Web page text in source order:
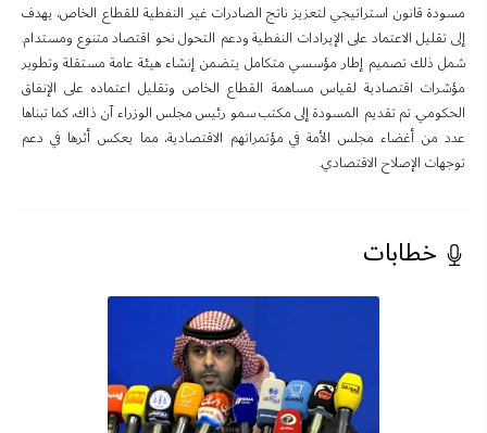
مسودة قانون استراتيجي لتعزيز ناتج الصادرات غير النفطية للقطاع الخاص، يهدف
إلى تقليل الاعتماد على الإيرادات النفطية ودعم التحول نحو اقتصاد متنوع ومستدام.
شمل ذلك تصميم إطار مؤسسي متكامل يتضمن إنشاء هيئة عامة مستقلة وتطوير
مؤشرات اقتصادية لقياس مساهمة القطاع الخاص وتقليل اعتماده على الإنفاق
الحكومي. تم تقديم المسودة إلى مكتب سمو رئيس مجلس الوزراء آن ذاك، كما تبناها
عدد من أغضاء مجلس الأمة في مؤتمراتهم الاقتصادية، مما يعكس أثرها في دعم
توجهات الإصلاح الاقتصادي.
خطابات